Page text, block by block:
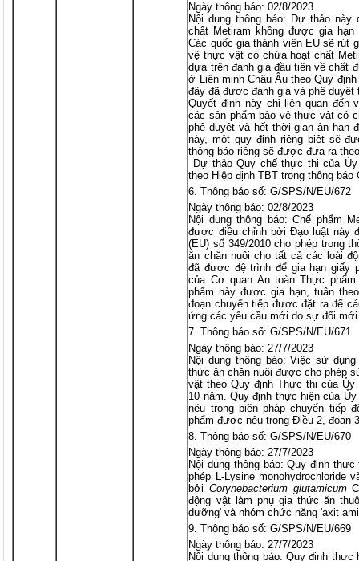
Ngày thông báo: 02/8/2023
Nội dung thông báo: Dự thảo
chất Metiram không được gia hạn
Các quốc gia thành viên EU sẽ rút
vệ thực vật có chứa hoạt chất
dựa trên đánh giá đầu tiên về chất
ở Liên minh Châu Âu theo Quy
đây đã được đánh giá và phê duyệt
Quyết định này chỉ liên quan
các sản phẩm bảo vệ thực vật có
phê duyệt và hết thời gian ân hạn
này, một quy định riêng biệt sẽ
thông báo riêng sẽ được đưa ra
Dự thảo Quy chế thực thi của
theo Hiệp định TBT trong thông báo
Thông báo số: G/SPS/N/EU/672
Ngày thông báo: 02/8/2023
Nội dung thông báo: Chế phẩm
được điều chỉnh bởi Đạo luật này
(EU) số 349/2010 cho phép trong
ăn chăn nuôi cho tất cả các loài
đã được đệ trình để gia hạn giấy
của Cơ quan An toàn Thực
phẩm này được gia hạn, tuân
đoạn chuyển tiếp được đặt ra để
ứng các yêu cầu mới do sự đổi mới
Thông báo số: G/SPS/N/EU/671
Ngày thông báo: 27/7/2023
Nội dung thông báo: Việc sử
thức ăn chăn nuôi được cho phép
vật theo Quy định Thực thi của Ủy
10 năm. Quy định thực hiện của
nêu trong biện pháp chuyển tiếp
phẩm được nêu trong Điều 2, đoạn
Thông báo số: G/SPS/N/EU/670
Ngày thông báo: 27/7/2023
Nội dung thông báo: Quy định
phép L-Lysine monohydrochloride
bởiCorynebacterium glutamicum
động vật làm phụ gia thức ăn
dưỡng' và nhóm chức năng 'axit
Thông báo số: G/SPS/N/EU/669
Ngày thông báo: 27/7/2023
Nội dung thông báo: Quy định thực